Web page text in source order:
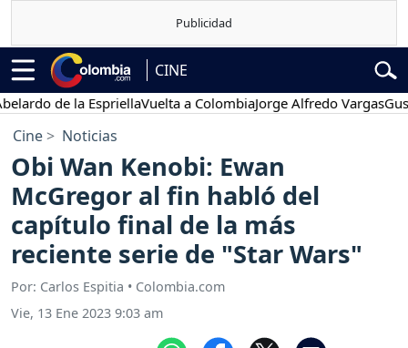
CINE
de la EspriellaVuelta a ColombiaJorge Alfredo VargasGustavo
Cine Noticias
Obi Wan Kenobi: Ewan
McGregor al fin habló del
capítulo final de la más
reciente serie de "Star Wars"
Por: Carlos Espitia • Colombia.com
Vie, 13 Ene 2023 9:03 am